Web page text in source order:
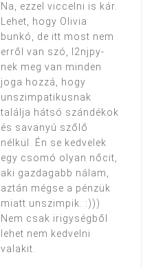
Na, ezzel viccelni is kár.
Lehet, hogy Olivia
bunkó, de itt most nem
erről van szó, l2njpy-
nek meg van minden
joga hozzá, hogy
unszimpatikusnak
találja hátsó szándékok
és savanyú szőlő
nélkül. Én se kedvelek
egy csomó olyan nőcit,
aki gazdagabb nálam,
aztán mégse a pénzük
miatt unszimpik. :)))
Nem csak irigységből
lehet nem kedvelni
valakit.